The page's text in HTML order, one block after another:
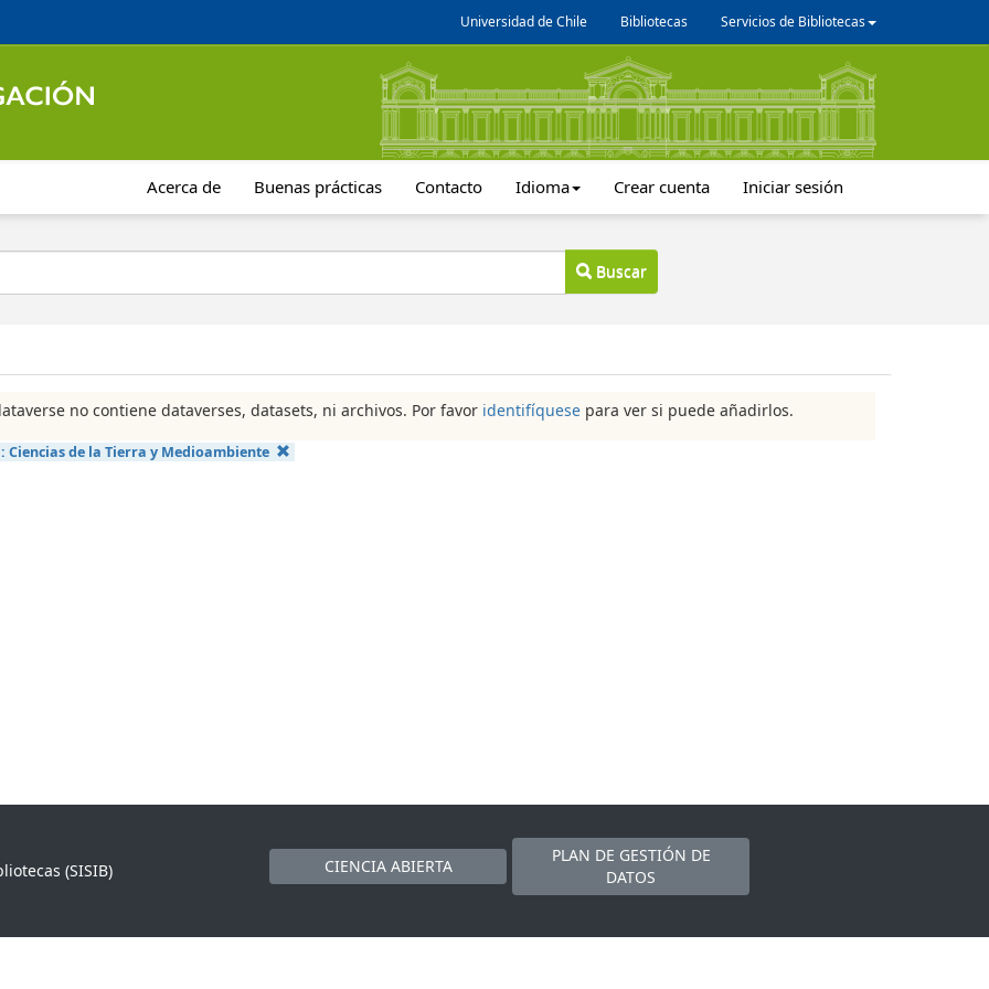
Universidad de Chile Bibliotecas Servicios de Bibliotecas
Acerca de Buenas prácticas Contacto Idioma Crear cuenta Iniciar sesión
Buscar
no contiene dataverses, datasets, ni archivos. Por favor identifíquese para ver si puede añadirlos.
Ciencias de la Tierra y Medioambiente
(SISIB)
CIENCIA ABIERTA
PLAN DE GESTIÓN DE
DATOS